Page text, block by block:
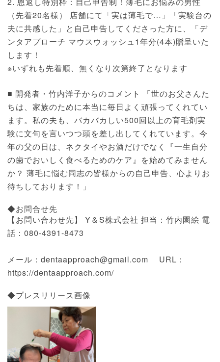
（先着20名様） 店舗にて「実は薄毛で…」「実験台の
夫に共感した」と自己申告してくださった方に、「デ
ンタアプローチ マウスウォッシュ1年分(4本)贈呈いた
します！
※いずれも先着順、無くなり次第終了となります
■ 開発者・竹内洋子からのコメント 「世のお父さんた
ちは、家族のために本当に毎日よく頑張ってくれてい
ます。私の夫も、バカバカしい500回以上の育毛剤実
験に文句を言いつつ頭を差し出してくれています。今
年の父の日は、ネクタイやお酒だけでなく『一生自分
の歯でおいしく食べるためのケア』を始めてみません
か？ 薄毛に悩む同志の皆様からの自己申告、心よりお
待ちしております！」
◆お問合せ先
【お問い合わせ先】 Y＆S株式会社 担当：竹内園絵 電
話：080-4391-8473
メール：dentaapproach@gmail.com URL：
https://dentaapproach.com/
◆プレスリリース画像